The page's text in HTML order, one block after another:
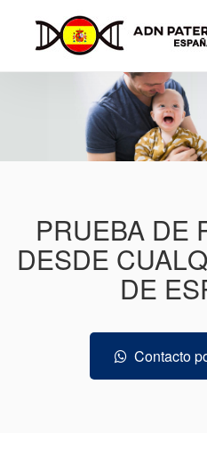
PRUEBA DE
DESDE
DE
Contacto